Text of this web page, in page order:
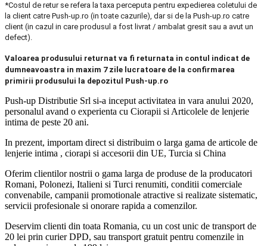
*Costul de retur se refera la taxa perceputa pentru expedierea coletului de
la client catre Push-up.ro (in toate cazurile), dar si de la Push-up.ro catre
client (in cazul in care produsul a fost livrat / ambalat gresit sau a avut un
defect).
Valoarea produsului returnat va fi returnata in contul indicat de
dumneavoastra in maxim 7 zile lucratoare de la confirmarea
primirii produsului la depozitul Push-up.ro
Push-up Distributie Srl si-a inceput activitatea in vara anului 2020,
personalul avand o experienta cu Ciorapii si Articolele de lenjerie
intima de peste 20 ani.
In prezent, importam direct si distribuim o larga gama de articole de
lenjerie intima , ciorapi si accesorii din UE, Turcia si China
Oferim clientilor nostrii o gama larga de produse de la producatori
Romani, Polonezi, Italieni si Turci renumiti, conditii comerciale
convenabile, campanii promotionale atractive si realizate sistematic,
servicii profesionale si onorare rapida a comenzilor.
Deservim clienti din toata Romania, cu un cost unic de transport de
20 lei prin curier DPD, sau transport gratuit pentru comenzile in